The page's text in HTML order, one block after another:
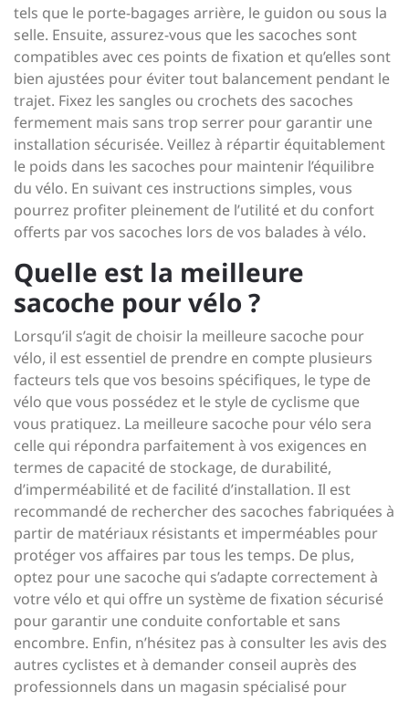
tels que le porte-bagages arrière, le guidon ou sous la
selle. Ensuite, assurez-vous que les sacoches sont
compatibles avec ces points de fixation et qu’elles sont
bien ajustées pour éviter tout balancement pendant le
trajet. Fixez les sangles ou crochets des sacoches
fermement mais sans trop serrer pour garantir une
installation sécurisée. Veillez à répartir équitablement
le poids dans les sacoches pour maintenir l’équilibre
du vélo. En suivant ces instructions simples, vous
pourrez profiter pleinement de l’utilité et du confort
offerts par vos sacoches lors de vos balades à vélo.
Quelle est la meilleure
sacoche pour vélo ?
Lorsqu’il s’agit de choisir la meilleure sacoche pour
vélo, il est essentiel de prendre en compte plusieurs
facteurs tels que vos besoins spécifiques, le type de
vélo que vous possédez et le style de cyclisme que
vous pratiquez. La meilleure sacoche pour vélo sera
celle qui répondra parfaitement à vos exigences en
termes de capacité de stockage, de durabilité,
d’imperméabilité et de facilité d’installation. Il est
recommandé de rechercher des sacoches fabriquées à
partir de matériaux résistants et imperméables pour
protéger vos affaires par tous les temps. De plus,
optez pour une sacoche qui s’adapte correctement à
votre vélo et qui offre un système de fixation sécurisé
pour garantir une conduite confortable et sans
encombre. Enfin, n’hésitez pas à consulter les avis des
autres cyclistes et à demander conseil auprès des
professionnels dans un magasin spécialisé pour